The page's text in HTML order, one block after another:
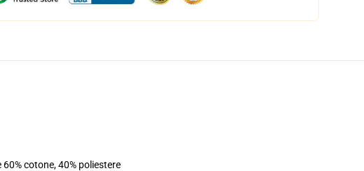
cotone, 40% poliestere